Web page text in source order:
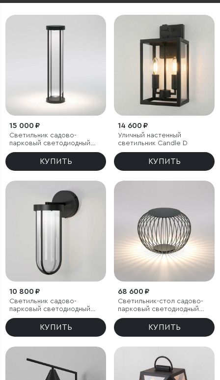
15 000 ₽
Светильник садово-
парковый светодиодный
Ritz черный
КУПИТЬ
14 600 ₽
Уличный настенный
светильник Candle D
КУПИТЬ
10 800 ₽
Светильник садово-
парковый светодиодный
Ritz черный
КУПИТЬ
68 600 ₽
Светильник-стол садово-
парковый светодиодный
Firenze черный
КУПИТЬ